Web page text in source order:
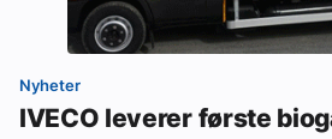
Nyheter
IVECO leverer første